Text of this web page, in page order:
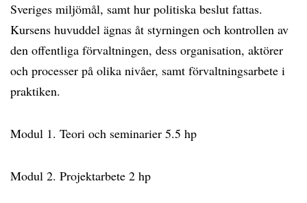
Sveriges miljömål, samt hur politiska beslut fattas.
Kursens huvuddel ägnas åt styrningen och kontrollen av
den offentliga förvaltningen, dess organisation, aktörer
och processer på olika nivåer, samt förvaltningsarbete i
praktiken.
Modul 1. Teori och seminarier 5.5 hp
Modul 2. Projektarbete 2 hp